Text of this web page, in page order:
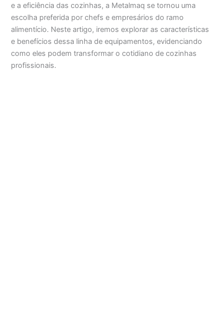
e a eficiência das cozinhas, a Metalmaq se tornou uma
escolha preferida por chefs e empresários do ramo
alimentício. Neste artigo, iremos explorar as características
e benefícios dessa linha de equipamentos, evidenciando
como eles podem transformar o cotidiano de cozinhas
profissionais.